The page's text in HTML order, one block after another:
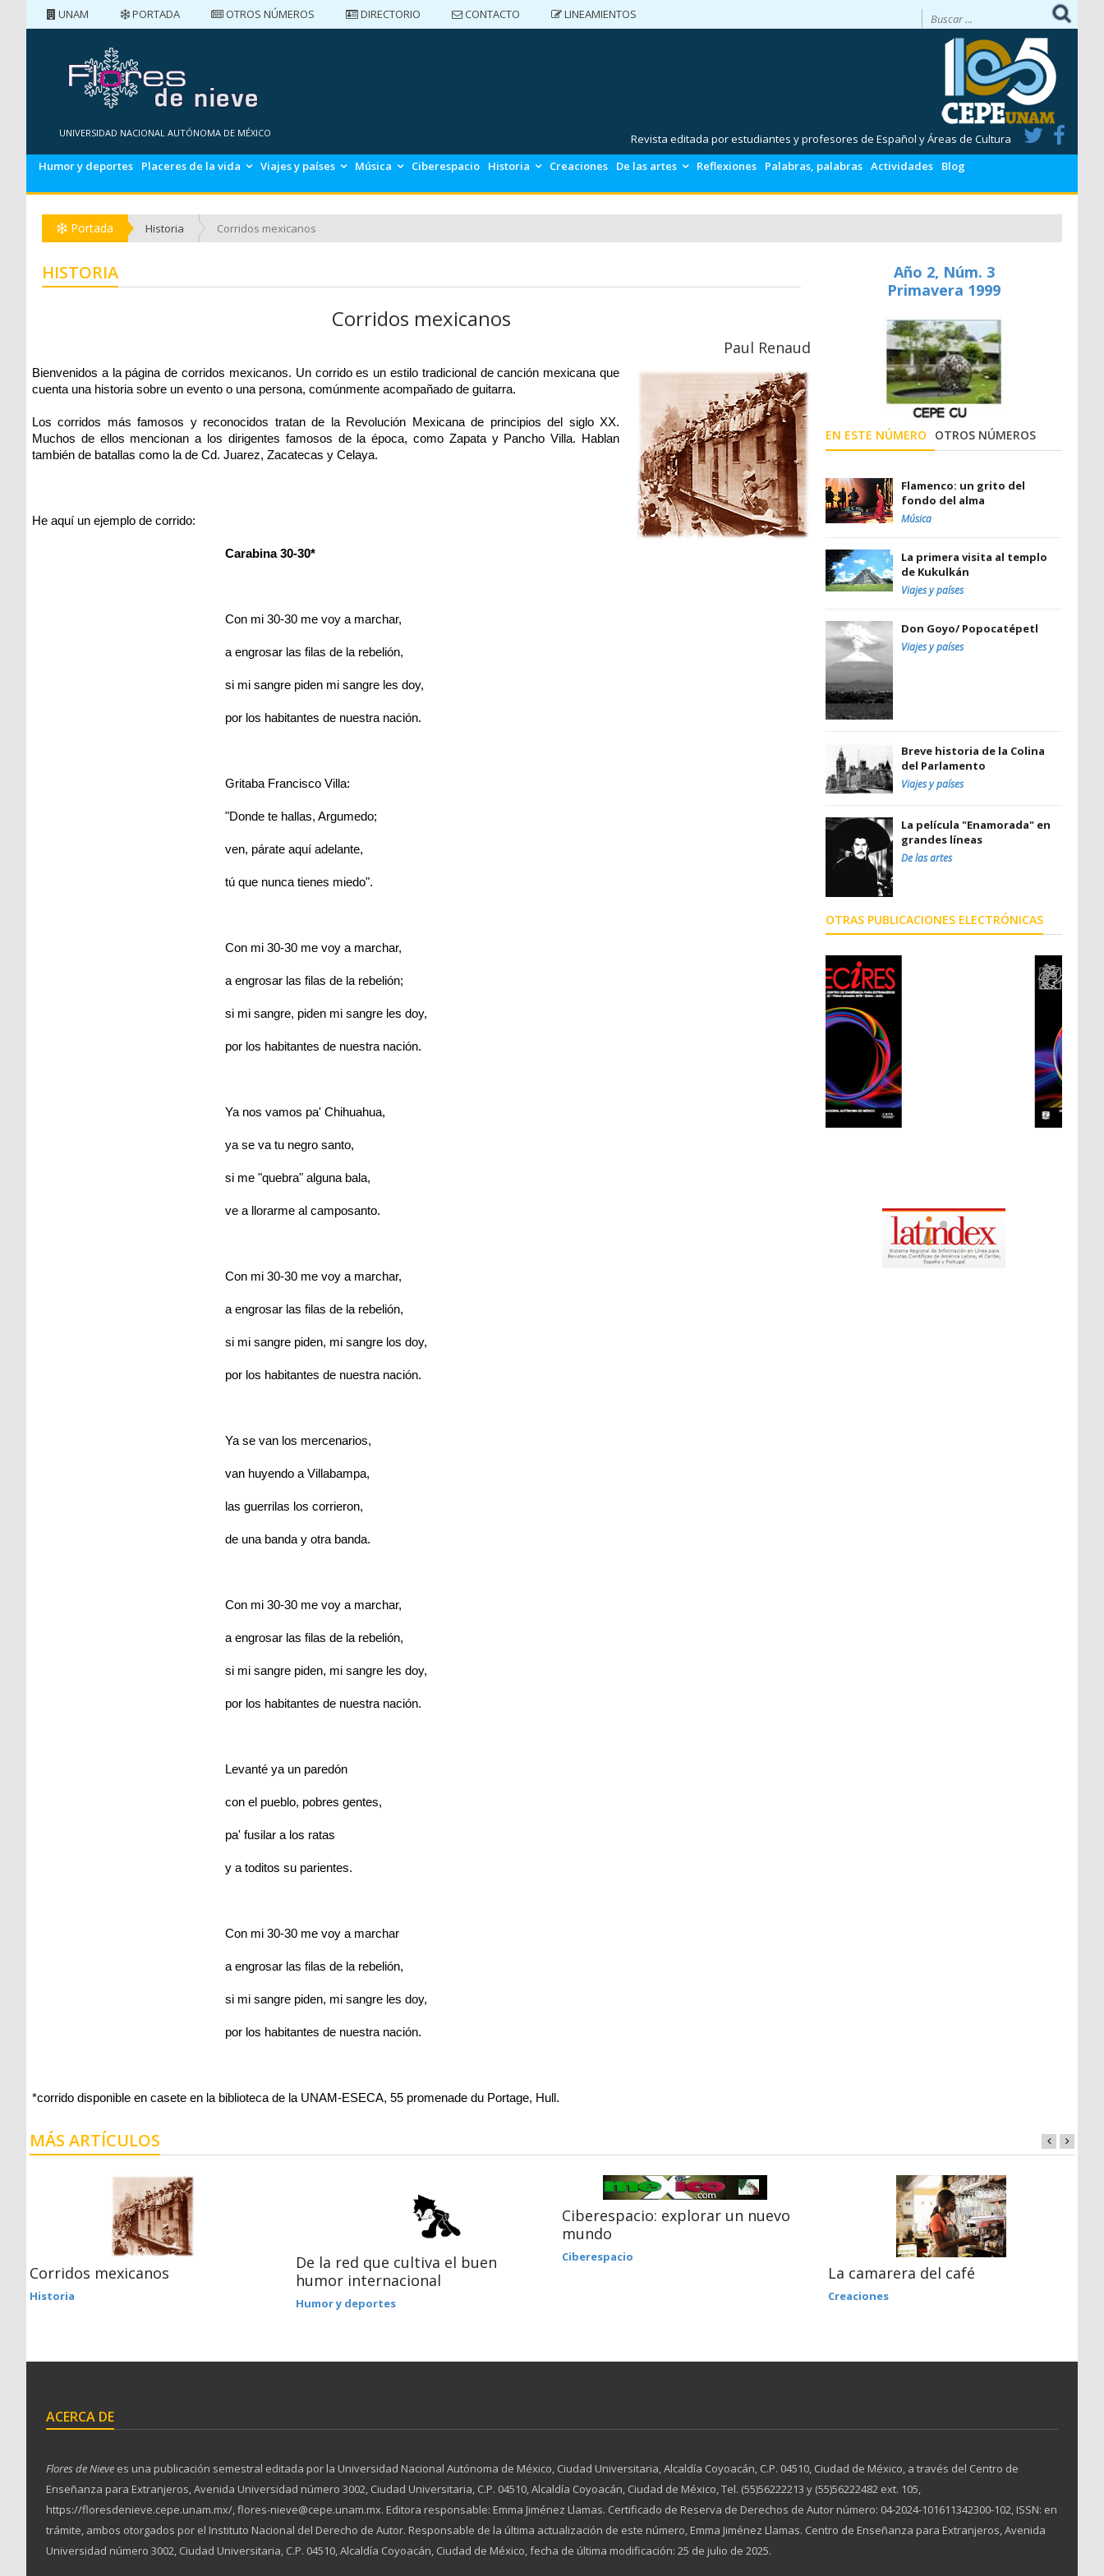
UNAM PORTADA OTROS NÚMEROS DIRECTORIO CONTACTO
LINEAMIENTOS
UNIVERSIDAD NACIONAL AUTÓNOMA DE MÉXICO
Revista editada por estudiantes y profesores de Español y Áreas de Cultura
Humor y deportes
Placeres de la vida Viajes y países Música Ciberespacio Historia Creaciones De las artes Reflexiones Palabras, palabras Actividades Blog
Portada Historia Corridos mexicanos
HISTORIA
Corridos mexicanos
Paul Renaud
Bienvenidos a la página de corridos mexicanos. Un corrido es un estilo tradicional de canción mexicana que
cuenta una historia sobre un evento o una persona, comúnmente acompañado de guitarra.
Los corridos más famosos y reconocidos tratan de la Revolución Mexicana de principios del siglo XX.
Muchos de ellos mencionan a los dirigentes famosos de la época, como Zapata y Pancho Villa. Hablan
también de batallas como la de Cd. Juarez, Zacatecas y Celaya.
He aquí un ejemplo de corrido:
Carabina 30-30*
Con mi 30-30 me voy a marchar,
a engrosar las filas de la rebelión,
si mi sangre piden mi sangre les doy,
por los habitantes de nuestra nación.
Gritaba Francisco Villa:
"Donde te hallas, Argumedo;
ven, párate aquí adelante,
tú que nunca tienes miedo".
Con mi 30-30 me voy a marchar,
a engrosar las filas de la rebelión;
si mi sangre, piden mi sangre les doy,
por los habitantes de nuestra nación.
Ya nos vamos pa' Chihuahua,
ya se va tu negro santo,
si me "quebra" alguna bala,
ve a llorarme al camposanto.
Con mi 30-30 me voy a marchar,
a engrosar las filas de la rebelión,
si mi sangre piden, mi sangre los doy,
por los habitantes de nuestra nación.
Ya se van los mercenarios,
van huyendo a Villabampa,
las guerrilas los corrieron,
de una banda y otra banda.
Con mi 30-30 me voy a marchar,
a engrosar las filas de la rebelión,
si mi sangre piden, mi sangre les doy,
por los habitantes de nuestra nación.
Levanté ya un paredón
con el pueblo, pobres gentes,
pa' fusilar a los ratas
y a toditos su parientes.
Con mi 30-30 me voy a marchar
a engrosar las filas de la rebelión,
si mi sangre piden, mi sangre les doy,
por los habitantes de nuestra nación.
*corrido disponible en casete en la biblioteca de la UNAM-ESECA, 55 promenade du Portage, Hull.
Año 2, Núm. 3
Primavera 1999
EN ESTE NÚMERO OTROS NÚMEROS
Flamenco: un grito del
fondo del alma
Música
La primera visita al templo
de Kukulkán
Viajes y países
Don Goyo/ Popocatépetl
Viajes y países
Breve historia de la Colina
del Parlamento
Viajes y países
La película "Enamorada" en
grandes líneas
De las artes
OTRAS PUBLICACIONES ELECTRÓNICAS
MÁS ARTÍCULOS
Corridos mexicanos
Historia
De la red que cultiva el buen
humor internacional
Humor y deportes
Ciberespacio: explorar un nuevo
mundo
Ciberespacio
La camarera del café
Creaciones
ACERCA DE
Flores de Nieve es una publicación semestral editada por la Universidad Nacional Autónoma de México, Ciudad Universitaria, Alcaldía Coyoacán, C.P. 04510, Ciudad de México, a través del Centro de
Enseñanza para Extranjeros, Avenida Universidad número 3002, Ciudad Universitaria, C.P. 04510, Alcaldía Coyoacán, Ciudad de México, Tel. (55)56222213 y (55)56222482 ext. 105,
https://floresdenieve.cepe.unam.mx/, flores-nieve@cepe.unam.mx. Editora responsable: Emma Jiménez Llamas. Certificado de Reserva de Derechos de Autor número: 04-2024-101611342300-102, ISSN: en
trámite, ambos otorgados por el Instituto Nacional del Derecho de Autor. Responsable de la última actualización de este número, Emma Jiménez Llamas. Centro de Enseñanza para Extranjeros, Avenida
Universidad número 3002, Ciudad Universitaria, C.P. 04510, Alcaldía Coyoacán, Ciudad de México, fecha de última modificación: 25 de julio de 2025.